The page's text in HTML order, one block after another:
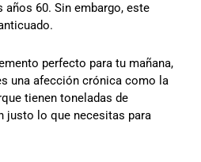
60. Sin embargo, este
perfecto para tu mañana,
una afección crónica como la
tienen toneladas de
justo lo que necesitas para